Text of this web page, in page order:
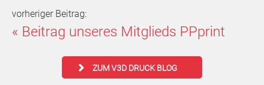
vorheriger Beitrag:
« Beitrag unseres Mitglieds PPprint
ZUM V3D DRUCK BLOG